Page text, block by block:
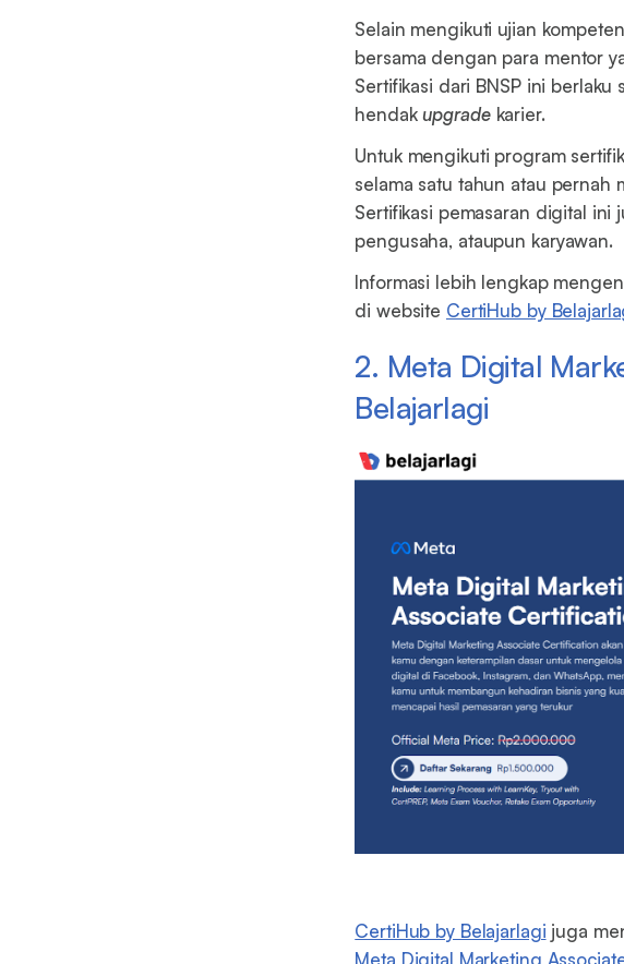
Selain mengikuti ujian
bersama dengan para mentor
Sertifikasi dari BNSP ini
hendakupgradekarier.
Untuk mengikuti program
selama satu tahun atau pernah
Sertifikasi pemasaran digital ini
pengusaha, ataupun karyawan.
Informasi lebih lengkap
di website CertiHub by
2. Meta Digital
Belajarlagi
CertiHub by Belajarlagi juga
Meta Digital Marketing